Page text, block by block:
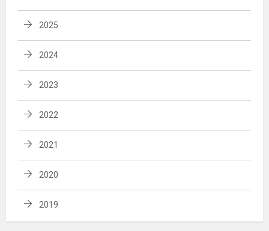
2025
2024
2023
2022
2021
2020
2019